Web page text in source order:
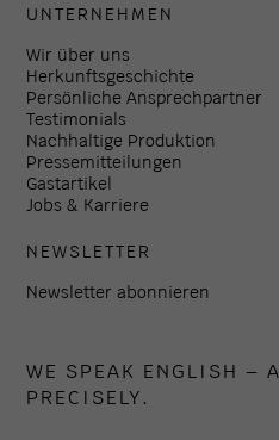
UNTERNEHMEN
Wir über uns
Herkunftsgeschichte
Persönliche Ansprechpartner
Testimonials
Nachhaltige Produktion
Pressemitteilungen
Gastartikel
Jobs & Karriere
NEWSLETTER
Newsletter abonnieren
WE SPEAK ENGLISH –
PRECISELY.